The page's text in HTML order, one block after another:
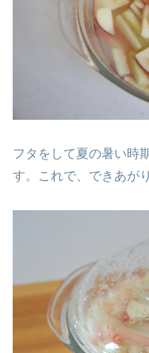
フタをして夏の暑い時
す。これで、できあが